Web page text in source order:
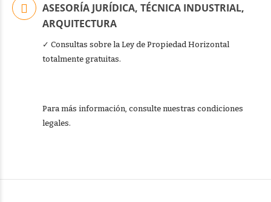
ASESORÍA JURÍDICA, TÉCNICA INDUSTRIAL,
ARQUITECTURA
✓ Consultas sobre la Ley de Propiedad Horizontal
totalmente gratuitas.
Para más información, consulte nuestras condiciones
legales.